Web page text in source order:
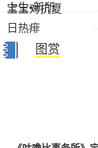
图赏